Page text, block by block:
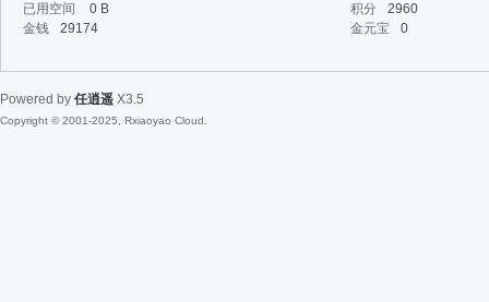
已用空间
0 B 积分
2960
金钱
29174 金元宝 0
Powered by 任逍遥 X3.5
Copyright © 2001-2025, Rxiaoyao Cloud.